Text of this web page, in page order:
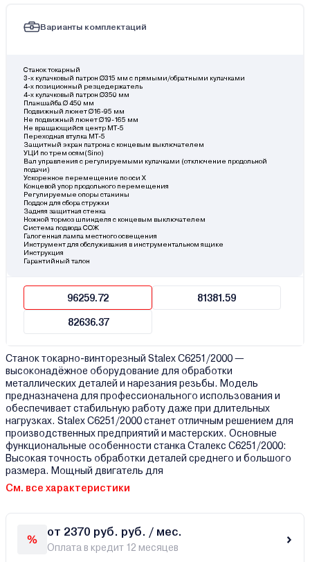
Варианты комплектаций
Станок токарный
3-х кулачковый патрон Ø315 мм с прямыми/обратными кулачками
4-х позиционный резцедержатель
4-х кулачковый патрон Ø350 мм
Планшайба Ø 450 мм
Подвижный люнет Ø16-95 мм
Не подвижный люнет Ø19-165 мм
Не вращающийся центр МТ-5
Переходная втулка МТ-5
Защитный экран патрона с концевым выключателем
УЦИ по трем осям(Sino)
Вал управления с регулируемыми кулачками (отключение продольной
подачи)
Ускоренное перемещение по оси Х
Концевой упор продольного перемещения
Регулируемые опоры станины
Поддон для сбора стружки
Задняя защитная стенка
Ножной тормоз шпинделя с концевым выключателем
Система подвода СОЖ
Галогенная лампа местного освещения
Инструмент для обслуживания в инструментальном ящике
Инструкция
Гарантийный талон
96259.72 81381.59
82636.37
Станок токарно-винторезный Stalex C6251/2000 —
высоконадёжное оборудование для обработки
металлических деталей и нарезания резьбы. Модель
предназначена для профессионального использования и
обеспечивает стабильную работу даже при длительных
нагрузках. Stalex C6251/2000 станет отличным решением для
производственных предприятий и мастерских. Основные
функциональные особенности станка Сталекс C6251/2000:
Высокая точность обработки деталей среднего и большого
размера. Мощный двигатель для
См. все характеристики
от 2370 руб. руб. / мес.
Оплата в кредит 12 месяцев